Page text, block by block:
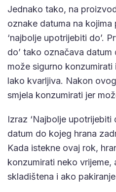
Jednako tako, na
oznake datuma na kojima
‘najbolje upotrijebiti do’.
do’ tako označava datum
može sigurno
lako kvarljiva. Nakon
smjela konzumirati jer
Izraz ‘Najbolje upotrijebiti
datum do kojeg hrana
Kada istekne ovaj rok,
konzumirati neko vrijeme,
skladištena i ako